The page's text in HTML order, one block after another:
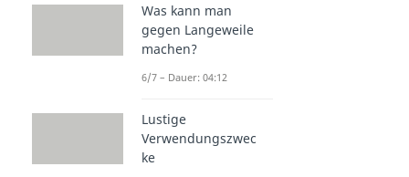
Was kann man
gegen Langeweile
machen?
6/7 – Dauer: 04:12
Lustige
Verwendungszwec
ke